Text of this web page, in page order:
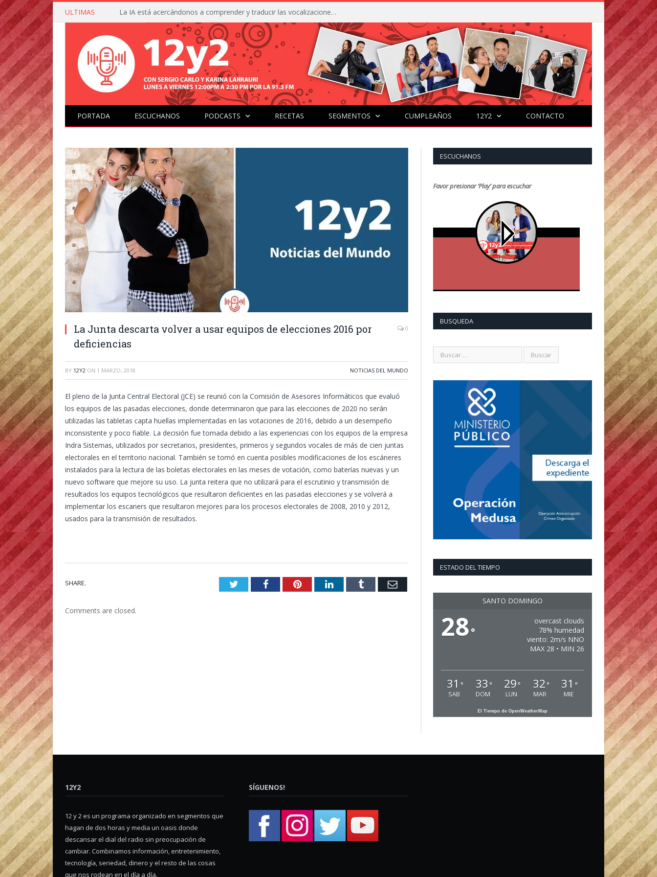
ULTIMAS La IA está acercándonos a comprender y traducir las vocalizaciones y comportamientos de nuestras mascotas
PORTADA ESCUCHANOS PODCASTS RECETAS SEGMENTOS CUMPLEAÑOS 12Y2 CONTACTO
La Junta descarta volver a usar equipos de elecciones 2016 por
deficiencias
0
BY 12Y2 ON 1 MARZO, 2018 NOTICIAS DEL MUNDO
El pleno de la Junta Central Electoral (JCE) se reunió con la Comisión de Asesores Informáticos que evaluó
los equipos de las pasadas elecciones, donde determinaron que para las elecciones de 2020 no serán
utilizadas las tabletas capta huellas implementadas en las votaciones de 2016, debido a un desempeño
inconsistente y poco fiable. La decisión fue tomada debido a las experiencias con los equipos de la empresa
Indra Sistemas, utilizados por secretarios, presidentes, primeros y segundos vocales de más de cien juntas
electorales en el territorio nacional. También se tomó en cuenta posibles modificaciones de los escáneres
instalados para la lectura de las boletas electorales en las meses de votación, como baterías nuevas y un
nuevo software que mejore su uso. La junta reitera que no utilizará para el escrutinio y transmisión de
resultados los equipos tecnológicos que resultaron deficientes en las pasadas elecciones y se volverá a
implementar los escaners que resultaron mejores para los procesos electorales de 2008, 2010 y 2012,
usados para la transmisión de resultados.
SHARE. TwitterFacebookPinterestLinkedInTumblr Email
Comments are closed.
ESCUCHANOS
Favor presionar ‘Play’ para escuchar
BUSQUEDA
ESTADO DEL TIEMPO
SANTO DOMINGO
28°
overcast clouds
78% humedad
viento: 2m/s NNO
MAX 28 • MIN 26
31 °
SAB
33 °
DOM
29 °
LUN
32 °
MAR
31 °
MIE
El Tiempo de OpenWeatherMap
12Y2
12 y 2 es un programa organizado en segmentos que
hagan de dos horas y media un oasis donde
descansar el dial del radio sin preocupación de
cambiar. Combinamos información, entretenimiento,
tecnología, seriedad, dinero y el resto de las cosas
que nos rodean en el día a día.
SÍGUENOS!